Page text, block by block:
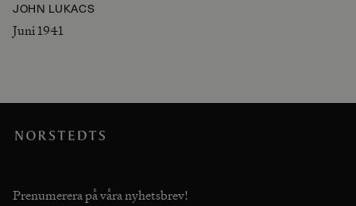
JOHN LUKACS
Juni 1941
Prenumerera på våra nyhetsbrev!